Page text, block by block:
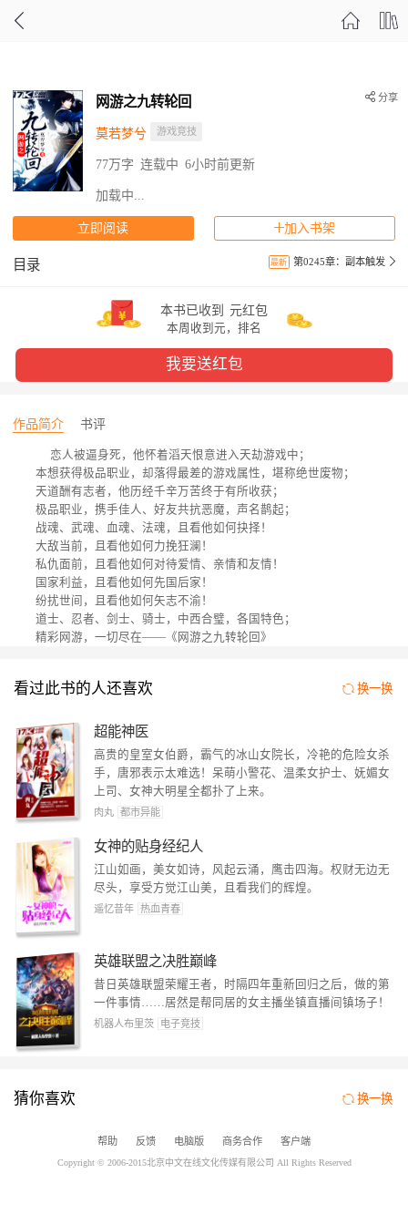
网游之九转轮回
莫若梦兮 游戏竞技
77万字 连载中 6小时前更新
加载中...
分享
立即阅读 加入书架
目录 最新 第0245章：副本触发
本书已收到 元红包
本周收到元，排名
我要送红包
作品简介 书评
恋人被逼身死，他怀着滔天恨意进入天劫游戏中；
本想获得极品职业，却落得最差的游戏属性，堪称绝世废物；
天道酬有志者，他历经千辛万苦终于有所收获；
极品职业，携手佳人、好友共抗恶魔，声名鹊起；
战魂、武魂、血魂、法魂，且看他如何抉择！
大敌当前，且看他如何力挽狂澜！
私仇面前，且看他如何对待爱情、亲情和友情！
国家利益，且看他如何先国后家！
纷扰世间，且看他如何矢志不渝！
道士、忍者、剑士、骑士，中西合璧，各国特色；
精彩网游，一切尽在——《网游之九转轮回》
看过此书的人还喜欢 换一换
超能神医
高贵的皇室女伯爵，霸气的冰山女院长，冷艳的危险女杀
手，唐邪表示太难选！呆萌小警花、温柔女护士、妩媚女
上司、女神大明星全都扑了上来。
肉丸 都市异能
女神的贴身经纪人
江山如画，美女如诗，风起云涌，鹰击四海。权财无边无
尽头，享受方觉江山美，且看我们的辉煌。
遥忆昔年 热血青春
英雄联盟之决胜巅峰
昔日英雄联盟荣耀王者，时隔四年重新回归之后，做的第
一件事情……居然是帮同居的女主播坐镇直播间镇场子！
机器人布里茨 电子竞技
仙魔之谜，飞升之道，量子跃迁，跨时空的战争，万世的
午夜冥思 都市异能
猜你喜欢 换一换
帮助 反馈 电脑版 商务合作 客户端
Copyright © 2006-2015北京中文在线文化传媒有限公司 All Rights Reserved